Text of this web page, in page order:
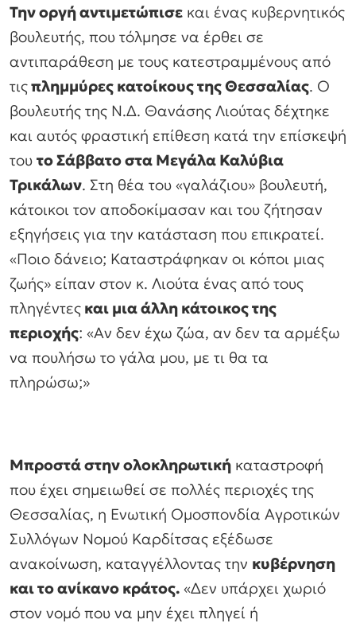
Την οργή αντιμετώπισε και ένας κυβερνητικός
βουλευτής, που τόλμησε να έρθει σε
αντιπαράθεση με τους κατεστραμμένους από
τιςπλημμύρες κατοίκους της Θεσσαλίας. Ο
βουλευτής της Ν.Δ. Θανάσης Λιούτας δέχτηκε
και αυτός φραστική επίθεση κατά την επίσκεψή
του το Σάββατο στα Μεγάλα Καλύβια
Τρικάλων. Στη θέα του «γαλάζιου» βουλευτή,
κάτοικοι τον αποδοκίμασαν και του ζήτησαν
εξηγήσεις για την κατάσταση που επικρατεί.
«Ποιο δάνειο; Καταστράφηκαν οι κόποι μιας
ζωής» είπαν στον κ. Λιούτα ένας από τους
πληγέντες και μια άλλη κάτοικος της
περιοχής: «Αν δεν έχω ζώα, αν δεν τα αρμέξω
να πουλήσω το γάλα μου, με τι θα τα
πληρώσω;»
Μπροστά στην ολοκληρωτική καταστροφή
που έχει σημειωθεί σε πολλές περιοχές της
Θεσσαλίας, η Ενωτική Ομοσπονδία Αγροτικών
Συλλόγων Νομού Καρδίτσας εξέδωσε
ανακοίνωση, καταγγέλλοντας την κυβέρνηση
και το ανίκανο κράτος. «Δεν υπάρχει χωριό
στον νομό που να μην έχει πληγεί ή